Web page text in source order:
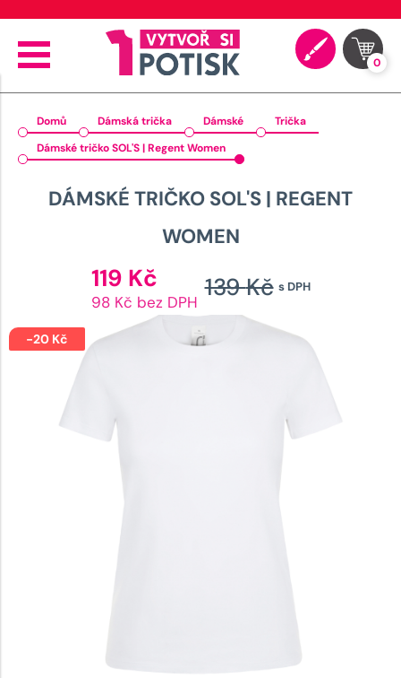
0
Domů Dámská trička Dámské
Trička
Dámské tričko SOL'S | Regent Women
DÁMSKÉ TRIČKO SOL'S | REGENT
WOMEN
s DPH
139Kč
cena
139 Kč.
119 Kč cena
je:
119 Kč.
98 Kč bez DPH
-20 Kč